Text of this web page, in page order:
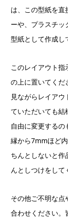
は、この型紙を
ーや、プラスチ
型紙として作成し
このレイアウト
の上に置いてくだ
見ながらレイア
ていただいても結
自由に変更する
縁から7mmほど
ちんとしないと
んとしつけをして
その他ご不明な
合わせください。